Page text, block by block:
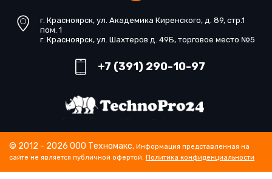
г. Красноярск, ул. Академика Киренского, д. 89, стр.1
пом. 1
г. Красноярск, ул. Шахтеров д. 49Б, торговое место №5
+7 (391) 290-10-97
© 2012 - 2026 ООО Техномакс, Информация представленная на
сайте не является публичной офертой. Политика конфиденциальности